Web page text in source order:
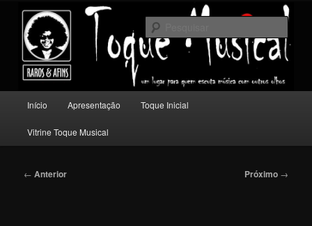
conteúdo
principalToque Musical
Um lugar para quem escuta música com outros olhos.
principal
Início Apresentação Toque Inicial
Vitrine Toque Musical
Navegação
← Anterior Próximo →